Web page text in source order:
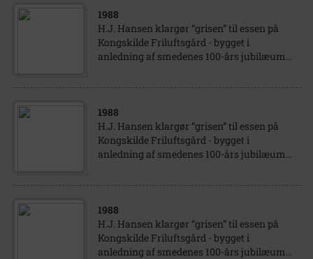
1988
H.J. Hansen klargør “grisen” til essen på
Kongskilde Friluftsgård - bygget i
anledning af smedenes 100-års jubilæum...
1988
H.J. Hansen klargør “grisen” til essen på
Kongskilde Friluftsgård - bygget i
anledning af smedenes 100-års jubilæum...
1988
H.J. Hansen klargør “grisen” til essen på
Kongskilde Friluftsgård - bygget i
anledning af smedenes 100-års jubilæum...